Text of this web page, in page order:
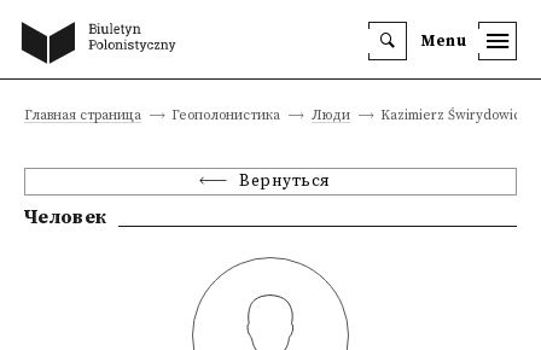
Menu
Главная страница Геополонистика Люди Kazimierz Świrydowicz
Вернуться
Человек